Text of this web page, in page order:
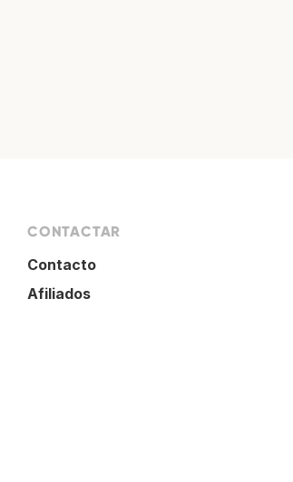
CONTACTAR
Contacto
Afiliados